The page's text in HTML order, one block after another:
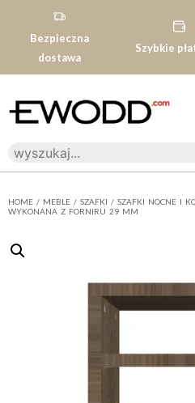
Bezpieczna
dostawa
Szybkie
HOME / MEBLE / SZAFKI / SZAFKI NOCNE I
WYKONANA Z FORNIRU 29 MM